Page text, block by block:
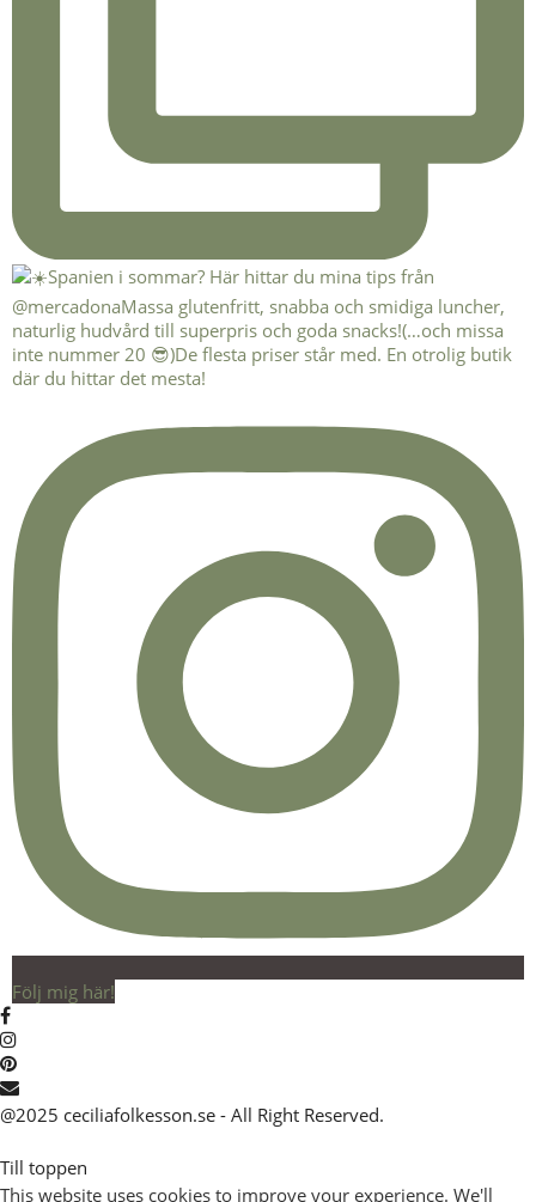
Följ mig här!
@2025 ceciliafolkesson.se - All Right Reserved.
Till toppen
This website uses cookies to improve your experience. We'll